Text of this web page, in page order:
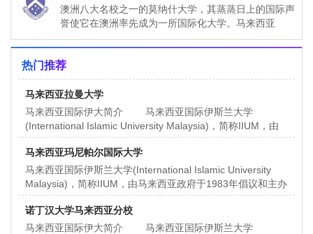
澳洲八大名校之一的莫纳什大学，其蒸蒸日上的国际声
誉使它在澳洲率先成为一所国际化大学。马来西亚
MONASH大学是澳洲莫纳什（才）大学的第七所分
校。在澳洲维多利亚州
热门推荐
马来西亚拉曼大学
马来西亚国际伊大简介 马来西亚国际伊斯兰大学
(International Islamic University Malaysia)，简称IIUM，由
马来西亚
马来西亚玛尼帕尔国际大学
马来西亚国际伊斯兰大学(International Islamic University
Malaysia)，简称IIUM，由马来西亚政府于1983年倡议和主办
诺丁汉大学马来西亚分校
马来西亚国际伊大简介 马来西亚国际伊斯兰大学